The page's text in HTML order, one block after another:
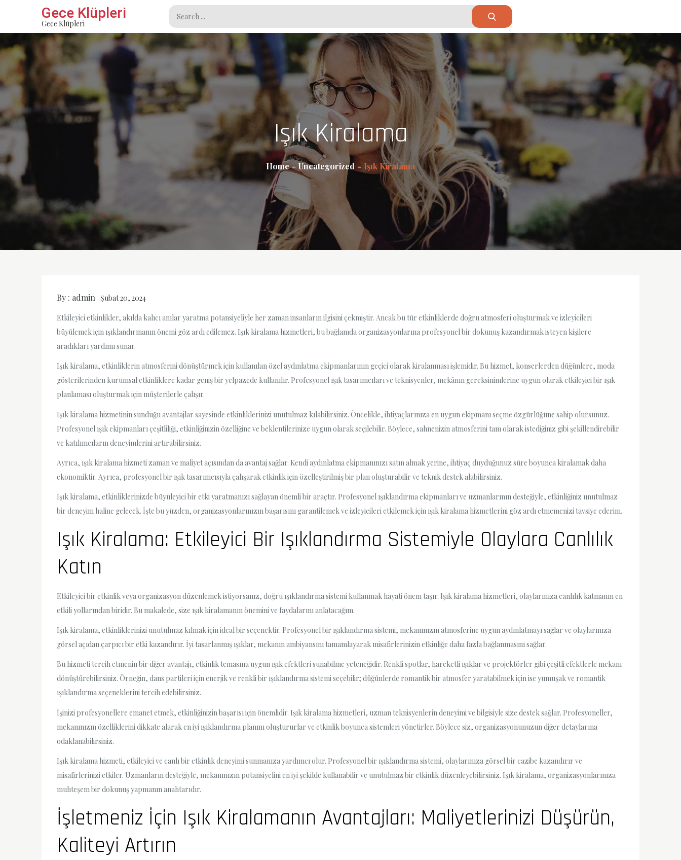
content
Gece Klüpleri
Gece Klüpleri
Search
for:
Işık Kiralama
Home Uncategorized Işık Kiralama
By : admin Şubat 20, 2024
Etkileyici etkinlikler, akılda kalıcı anılar yaratma potansiyeliyle her zaman insanların ilgisini çekmiştir. Ancak bu tür etkinliklerde doğru atmosferi oluşturmak ve izleyicileri
büyülemek için ışıklandırmanın önemi göz ardı edilemez. Işık kiralama hizmetleri, bu bağlamda organizasyonlarına profesyonel bir dokunuş kazandırmak isteyen kişilere
aradıkları yardımı sunar.
Işık kiralama, etkinliklerin atmosferini dönüştürmek için kullanılan özel aydınlatma ekipmanlarının geçici olarak kiralanması işlemidir. Bu hizmet, konserlerden düğünlere, moda
gösterilerinden kurumsal etkinliklere kadar geniş bir yelpazede kullanılır. Profesyonel ışık tasarımcıları ve teknisyenler, mekânın gereksinimlerine uygun olarak etkileyici bir ışık
planlaması oluşturmak için müşterilerle çalışır.
Işık kiralama hizmetinin sunduğu avantajlar sayesinde etkinliklerinizi unutulmaz kılabilirsiniz. Öncelikle, ihtiyaçlarınıza en uygun ekipmanı seçme özgürlüğüne sahip olursunuz.
Profesyonel ışık ekipmanları çeşitliliği, etkinliğinizin özelliğine ve beklentilerinize uygun olarak seçilebilir. Böylece, sahnenizin atmosferini tam olarak istediğiniz gibi şekillendirebilir
ve katılımcıların deneyimlerini artırabilirsiniz.
Ayrıca, ışık kiralama hizmeti zaman ve maliyet açısından da avantaj sağlar. Kendi aydınlatma ekipmanınızı satın almak yerine, ihtiyaç duyduğunuz süre boyunca kiralamak daha
ekonomiktir. Ayrıca, profesyonel bir ışık tasarımcısıyla çalışarak etkinlik için özelleştirilmiş bir plan oluşturabilir ve teknik destek alabilirsiniz.
Işık kiralama, etkinliklerinizde büyüleyici bir etki yaratmanızı sağlayan önemli bir araçtır. Profesyonel ışıklandırma ekipmanları ve uzmanlarının desteğiyle, etkinliğiniz unutulmaz
bir deneyim haline gelecek. İşte bu yüzden, organizasyonlarınızın başarısını garantilemek ve izleyicileri etkilemek için ışık kiralama hizmetlerini göz ardı etmemenizi tavsiye ederim.
Işık Kiralama: Etkileyici Bir Işıklandırma Sistemiyle Olaylara Canlılık
Katın
Etkileyici bir etkinlik veya organizasyon düzenlemek istiyorsanız, doğru ışıklandırma sistemi kullanmak hayati önem taşır. Işık kiralama hizmetleri, olaylarınıza canlılık katmanın en
etkili yollarından biridir. Bu makalede, size ışık kiralamanın önemini ve faydalarını anlatacağım.
Işık kiralama, etkinliklerinizi unutulmaz kılmak için ideal bir seçenektir. Profesyonel bir ışıklandırma sistemi, mekanınızın atmosferine uygun aydınlatmayı sağlar ve olaylarınıza
görsel açıdan çarpıcı bir etki kazandırır. İyi tasarlanmış ışıklar, mekanın ambiyansını tamamlayarak misafirlerinizin etkinliğe daha fazla bağlanmasını sağlar.
Bu hizmeti tercih etmenin bir diğer avantajı, etkinlik temasına uygun ışık efektleri sunabilme yeteneğidir. Renkli spotlar, hareketli ışıklar ve projektörler gibi çeşitli efektlerle mekanı
dönüştürebilirsiniz. Örneğin, dans partileri için enerjik ve renkli bir ışıklandırma sistemi seçebilir; düğünlerde romantik bir atmosfer yaratabilmek için ise yumuşak ve romantik
ışıklandırma seçeneklerini tercih edebilirsiniz.
İşinizi profesyonellere emanet etmek, etkinliğinizin başarısı için önemlidir. Işık kiralama hizmetleri, uzman teknisyenlerin deneyimi ve bilgisiyle size destek sağlar. Profesyoneller,
mekanınızın özelliklerini dikkate alarak en iyi ışıklandırma planını oluştururlar ve etkinlik boyunca sistemleri yönetirler. Böylece siz, organizasyonunuzun diğer detaylarına
odaklanabilirsiniz.
Işık kiralama hizmeti, etkileyici ve canlı bir etkinlik deneyimi sunmanıza yardımcı olur. Profesyonel bir ışıklandırma sistemi, olaylarınıza görsel bir cazibe kazandırır ve
misafirlerinizi etkiler. Uzmanların desteğiyle, mekanınızın potansiyelini en iyi şekilde kullanabilir ve unutulmaz bir etkinlik düzenleyebilirsiniz. Işık kiralama, organizasyonlarınıza
muhteşem bir dokunuş yapmanın anahtarıdır.
İşletmeniz İçin Işık Kiralamanın Avantajları: Maliyetlerinizi Düşürün,
Kaliteyi Artırın